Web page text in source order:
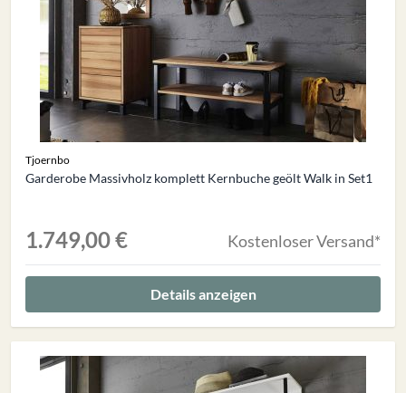
Tjoernbo
Garderobe Massivholz komplett Kernbuche geölt Walk in Set1
1.749,00 € Kostenloser Versand*
Details anzeigen